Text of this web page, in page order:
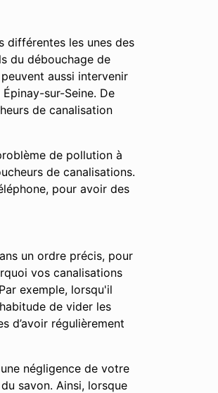
différentes les unes des
du débouchage de
aussi intervenir
sur-Seine. De
de canalisation
de pollution à
de canalisations.
pour avoir des
un ordre précis, pour
vos canalisations
exemple, lorsqu'il
de vider les
d’avoir régulièrement
négligence de votre
savon. Ainsi, lorsque